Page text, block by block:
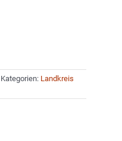
Kategorien: Landkreis